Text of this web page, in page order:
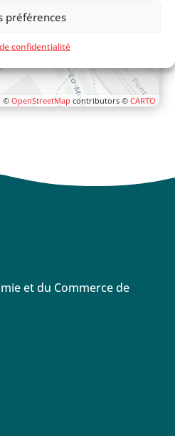
préférences
confidentialité
OpenStreetMap contributors © CARTO
et du Commerce de